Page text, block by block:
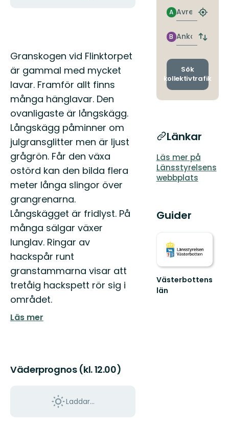
Beskrivning
Granskogen vid Flinktorpet
är gammal med mycket
lavar. Framför allt finns
många hänglavar. Den
ovanligaste är långskägg.
Långskägg påminner om
julgransglitter men är ljust
grågrön. Får den växa
ostörd kan den bilda flera
meter långa slingor över
grangrenarna.
Långskägget är fridlyst. På
många sälgar växer
lunglav. Ringar av
hackspår runt
granstammarna visar att
tretåig hackspett rör sig i
området.
Läs mer
Väderprognos (kl. 12.00)
Laddar...
Avresa
A
Hitta
Ankomst
B
Byt
och
Sök
kollektivtrafik
Länkar
Läs mer på
Länsstyrelsens
webbplats
Guider
Västerbottens
län